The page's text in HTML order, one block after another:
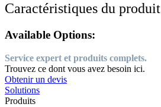
Caractéristiques du produit
Available Options:
Service expert et produits complets.
Trouvez ce dont vous avez besoin ici.
Obtenir un devis
Solutions
Produits